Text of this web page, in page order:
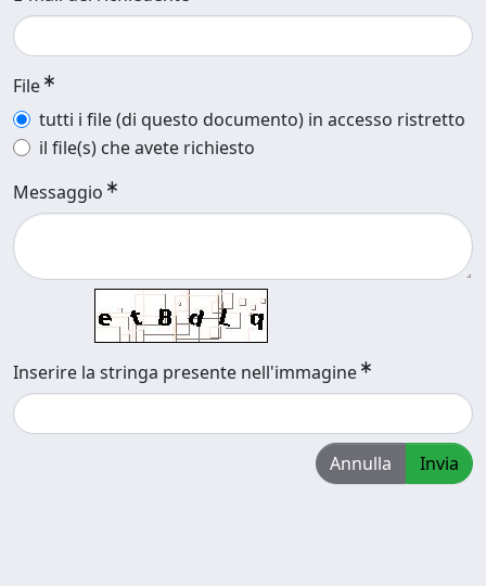
File
tutti i file (di questo documento) in accesso ristretto
il file(s) che avete richiesto
Messaggio
Inserire la stringa presente nell'immagine
Annulla Invia